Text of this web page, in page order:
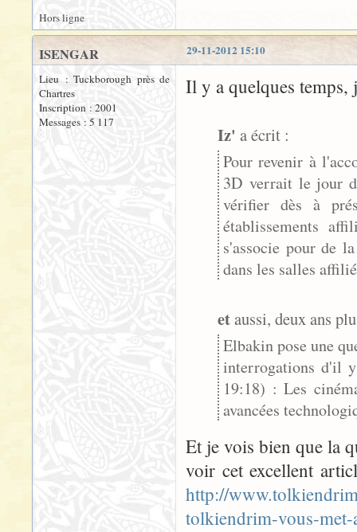
Hors ligne
29-11-2012 15:10
ISENGAR
Lieu : Tuckborough près de
Chartres
Inscription : 2001
Messages : 5 117
Il y a quelques temps,
Iz' a écrit :
Pour revenir à
3D verrait le jour
vérifier dès à
établissements
s'associe pour de
dans les salles
etaussi, deux ans
Elbakin pose une
interrogations d'il
19:18) : Les
avancées
Et je vois bien que la
voir cet excellent
http://
tolkiendrim-vous-